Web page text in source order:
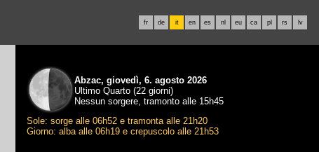
fr de it en es nl eu ca pl rs lv
Abzac, giovedì, 6. agosto 2026
Ultimo Quarto (22 giorni)
Nessun sorgere, tramonto alle 15h45
Sole: sorge alle 06h52 e tramonta alle 21h20
Giorno: alba alle 06h19 e crepuscolo alle 21h53